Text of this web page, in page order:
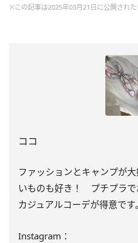
※この記事は2025年03月21日に公開され
ココ
ファッションとキャンプが
いものも好き！ プチプラで
カジュアルコーデが得意です。
Instagram：